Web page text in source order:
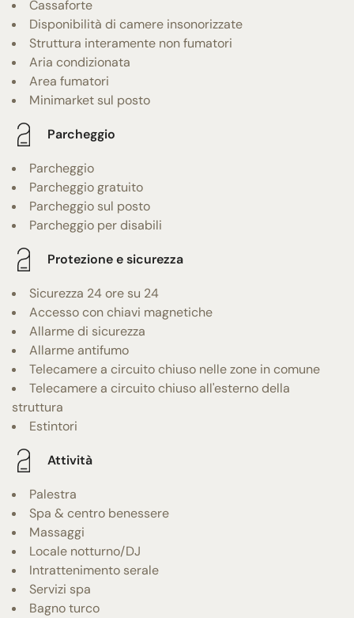
Cassaforte
Disponibilità di camere insonorizzate
Struttura interamente non fumatori
Aria condizionata
Area fumatori
Minimarket sul posto
Parcheggio
Parcheggio
Parcheggio gratuito
Parcheggio sul posto
Parcheggio per disabili
Protezione e sicurezza
Sicurezza 24 ore su 24
Accesso con chiavi magnetiche
Allarme di sicurezza
Allarme antifumo
Telecamere a circuito chiuso nelle zone in comune
Telecamere a circuito chiuso all'esterno della
struttura
Estintori
Attività
Palestra
Spa & centro benessere
Massaggi
Locale notturno/DJ
Intrattenimento serale
Servizi spa
Bagno turco